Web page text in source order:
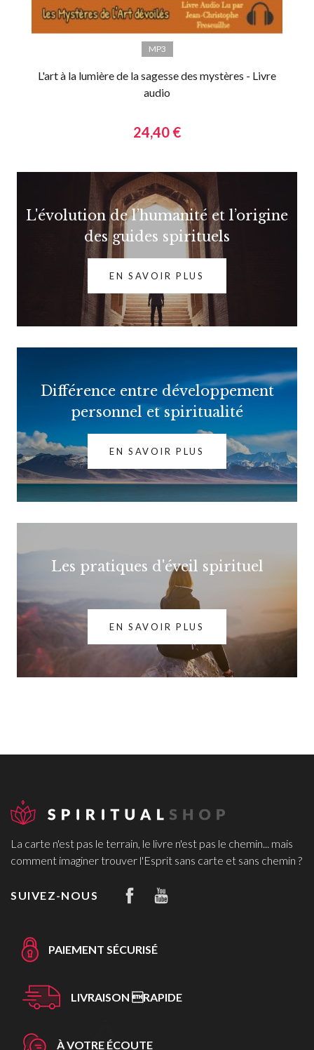
MP3
L'art à la lumière de la sagesse des mystères - Livre
audio
24,40 €
L'évolution de l’humanité et l’origine
des guides spirituels
EN SAVOIR PLUS
Différence entre développement
personnel et spiritualité
EN SAVOIR PLUS
Les pratiques d'éveil spirituel
EN SAVOIR PLUS
La carte n'est pas le terrain, le livre n'est pas le chemin... mais
comment imaginer trouver l'Esprit sans carte et sans chemin ?
SUIVEZ-NOUS
PAIEMENT SÉCURISÉ
LIVRAISON RAPIDE
À VOTRE ÉCOUTE